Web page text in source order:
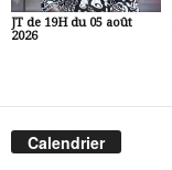
JT de 19H du 05 août
2026
Calendrier